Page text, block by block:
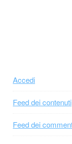
Accedi
Feed dei contenuti
Feed dei